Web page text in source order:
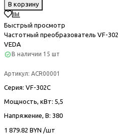
В корзину
Быстрый просмотр
Частотный преобразователь VF-
VEDA
В наличии 15 шт
Артикул: ACR00001
Серия: VF-302С
Мощность, кВт: 5,5
Напряжение, В: 380
1 879.82 BYN /шт